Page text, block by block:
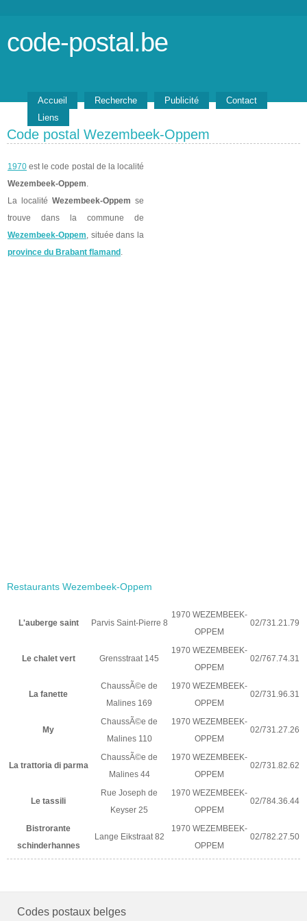
code-postal.be
Accueil Recherche Publicité
Contact
Liens
Code postal Wezembeek-Oppem
1970 est le code postal de la localité
Wezembeek-Oppem.
La localité Wezembeek-Oppem se
trouve dans la commune de
Wezembeek-Oppem, située dans la
province du Brabant flamand .
Restaurants Wezembeek-Oppem
L'auberge saint Parvis Saint-Pierre 8
1970 WEZEMBEEK-
OPPEM
02/731.21.79
Le chalet vert Grensstraat 145
1970 WEZEMBEEK-
OPPEM
02/767.74.31
La fanette
ChaussÃ©e de
Malines 169
1970 WEZEMBEEK-
OPPEM
02/731.96.31
My
ChaussÃ©e de
Malines 110
1970 WEZEMBEEK-
OPPEM
02/731.27.26
La trattoria di parma
ChaussÃ©e de
Malines 44
1970 WEZEMBEEK-
OPPEM
02/731.82.62
Le tassili
Rue Joseph de
Keyser 25
1970 WEZEMBEEK-
OPPEM
02/784.36.44
Bistrorante
schinderhannes
Lange Eikstraat 82
1970 WEZEMBEEK-
OPPEM
02/782.27.50
Codes postaux belges